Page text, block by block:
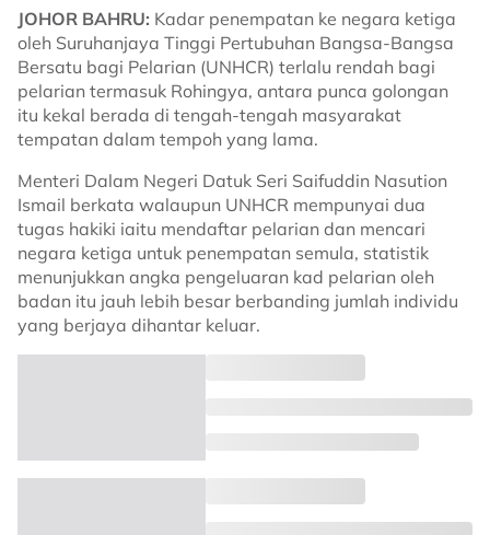
JOHOR BAHRU: Kadar penempatan ke negara ketiga
oleh Suruhanjaya Tinggi Pertubuhan Bangsa-Bangsa
Bersatu bagi Pelarian (UNHCR) terlalu rendah bagi
pelarian termasuk Rohingya, antara punca golongan
itu kekal berada di tengah-tengah masyarakat
tempatan dalam tempoh yang lama.
Menteri Dalam Negeri Datuk Seri Saifuddin Nasution
Ismail berkata walaupun UNHCR mempunyai dua
tugas hakiki iaitu mendaftar pelarian dan mencari
negara ketiga untuk penempatan semula, statistik
menunjukkan angka pengeluaran kad pelarian oleh
badan itu jauh lebih besar berbanding jumlah individu
yang berjaya dihantar keluar.